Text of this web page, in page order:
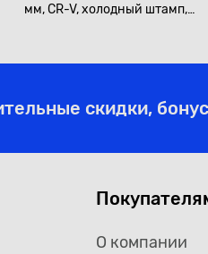
мм, CR-V, холодный штамп,
скидки,
О компании